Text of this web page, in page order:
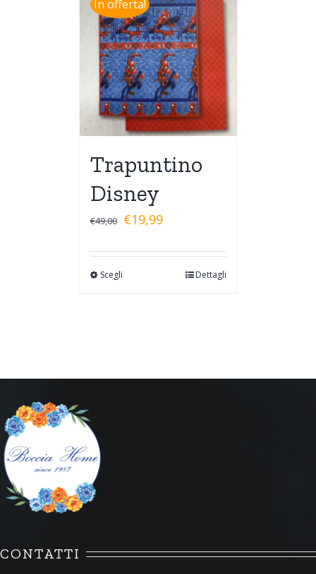
In offerta!
Trapuntino
Disney
€49,00 €19,99
Scegli Dettagli
CONTATTI